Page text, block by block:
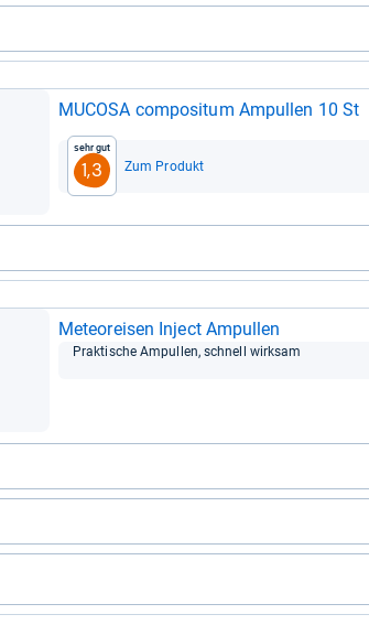
MUCOSA com­po­si­tum Ampul­len 10 St
Sehr gut
1,3 Zum Produkt
Meteo­rei­sen Inject Ampul­len
Prak­ti­sche Ampul­len, schnell wirk­sam